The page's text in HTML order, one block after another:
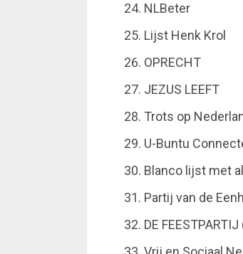
NLBeter
Lijst Henk Krol
OPRECHT
JEZUS LEEFT
Trots op
U-Buntu
Blanco lijst met
Partij van de
DE FEESTPARTIJ